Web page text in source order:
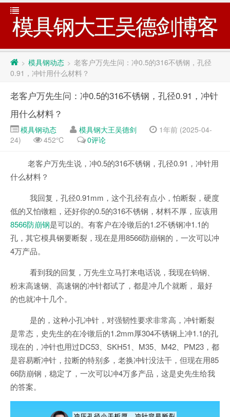
模具钢大王吴德剑博客
> 模具钢动态 > 老客户万先生问：冲0.5的316不锈钢，孔径
0.91，冲针用什么材料？
老客户万先生问：冲0.5的316不锈钢，孔径0.91，冲针
用什么材料？
模具钢动态 模具钢大王吴德剑
1年前 (2025-04-
24)
452℃ 0评论
老客户万先生说，冲0.5的316不锈钢，孔径0.91，冲针用
什么材料？
我回复，孔径0.91mm，这个孔径有点小，怕断裂，硬度
低的又怕镦粗，还好你的0.5的316不锈钢，材料不厚，应该用
8566防崩钢是可以的。有客户在冷镦后的1.2不锈钢冲1.1的
孔，其它模具钢要断裂，现在是用8566防崩钢的，一次可以冲
4万产品。
看到我的回复，万先生立马打来电话说，我现在钨钢、
粉末高速钢、高速钢的冲针都试了，都是冲几个就断， 最好
的也就冲十几个。
是的，这种小孔冲针，对强韧性要求非常高，冲针断裂
是常态，史先生的在冷镦后的1.2mm厚304不锈钢上冲1.1的孔
现在的，冲针也用过DC53、SKH51、M35、M42、PM23，都
是容易断冲针，拉断的特别多，老换冲针没法干，但现在用85
66防崩钢，稳定了，一次可以冲4万多产品，这是史先生给我
的答案。